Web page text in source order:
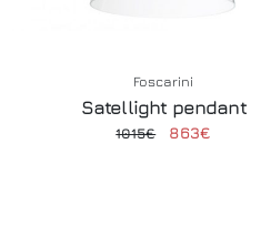
Foscarini
Satellight pendant
1015€ 863€